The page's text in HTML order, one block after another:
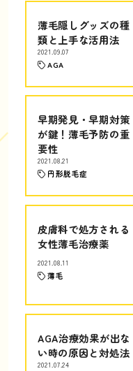
薄毛隠しグッズの種
類と上手な活用法
2021.09.07
AGA
早期発見・早期対策
が鍵！薄毛予防の重
要性
2021.08.21
円形脱毛症
皮膚科で処方される
女性薄毛治療薬
2021.08.11
薄毛
AGA治療効果が出な
い時の原因と対処法
2021.07.24